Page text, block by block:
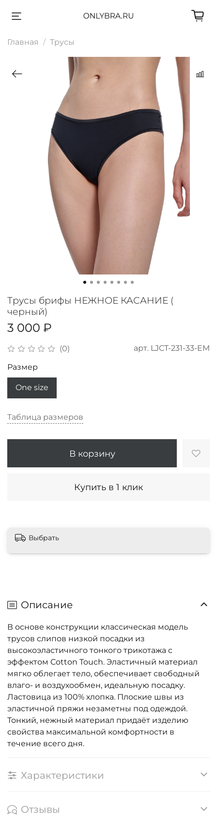
Главная Трусы
(0) арт. LJCT-231-33-EM
Трусы брифы НЕЖНОЕ КАСАНИЕ (
черный)
3 000 ₽
Таблица размеров
В корзину
Купить в 1 клик
Размер
One size
Выбрать
Описание
В основе конструкции классическая модель
трусов слипов низкой посадки из
высокоэластичного тонкого трикотажа c
эффектом Cotton Touch. Эластичный материал
мягко облегает тело, обеспечивает свободный
влаго- и воздухообмен, идеальную посадку.
Ластовица из 100% хлопка. Плоские швы из
эластичной пряжи незаметны под одеждой.
Тонкий, нежный материал придаёт изделию
свойства максимальной комфортности в
течение всего дня.
Характеристики
Отзывы